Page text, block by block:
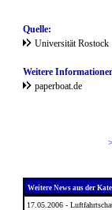
Quelle:
Universität Rostock
Weitere
paperboat.de
Weitere News aus der
17.05.2006 -